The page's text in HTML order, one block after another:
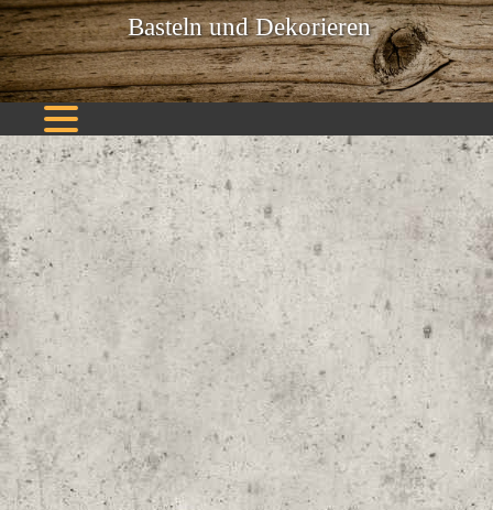
Basteln und Dekorieren